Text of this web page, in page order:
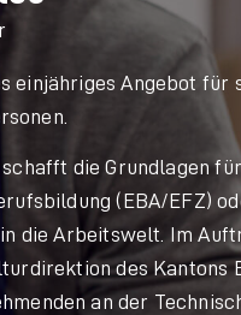
einjähriges Angebot für
die Grundlagen
(EBA/EFZ)
die Arbeitswelt. Im
des Kantons
an der